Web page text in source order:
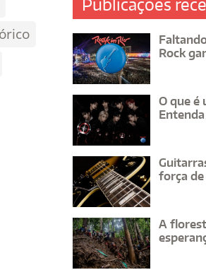
Publicações
Rock
O que é
força
A